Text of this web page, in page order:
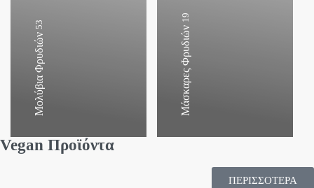
Μολύβια Φρυδιών
53 Μάσκαρες Φρυδιών
19
Vegan Προϊόντα
ΠΕΡΙΣΣΟΤΕΡΑ